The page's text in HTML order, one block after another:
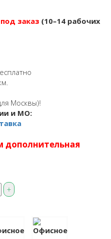
под заказ (10–14 рабочих
Москвы)!
и МО:
дополнительная